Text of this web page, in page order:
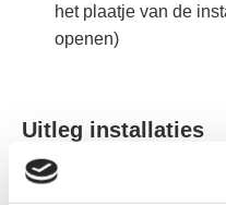
het plaatje van de
openen)
Uitleg installaties